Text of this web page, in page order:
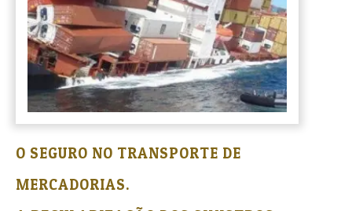
O SEGURO NO TRANSPORTE DE
MERCADORIAS.